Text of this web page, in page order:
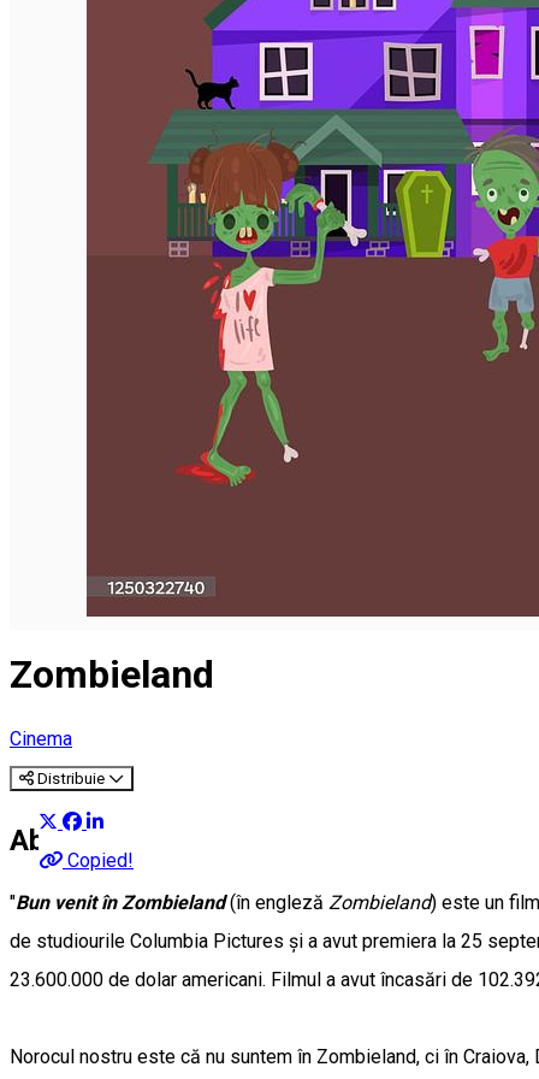
Zombieland
Cinema
Distribuie
Copied!
About
"Bun venit în Zombieland(în engleză Zombieland) este un
de studiourile Columbia Pictures și a avut premiera la 25
23.600.000 de dolar americani. Filmul a avut încasări de
Norocul nostru este că nu suntem în Zombieland, ci în Craiova,